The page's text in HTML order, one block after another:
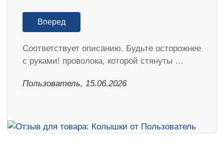
Вперед
Соответствует описанию. Будьте осторожнее
с руками! проволока, которой стянуты …
Пользователь, 15.06.2026